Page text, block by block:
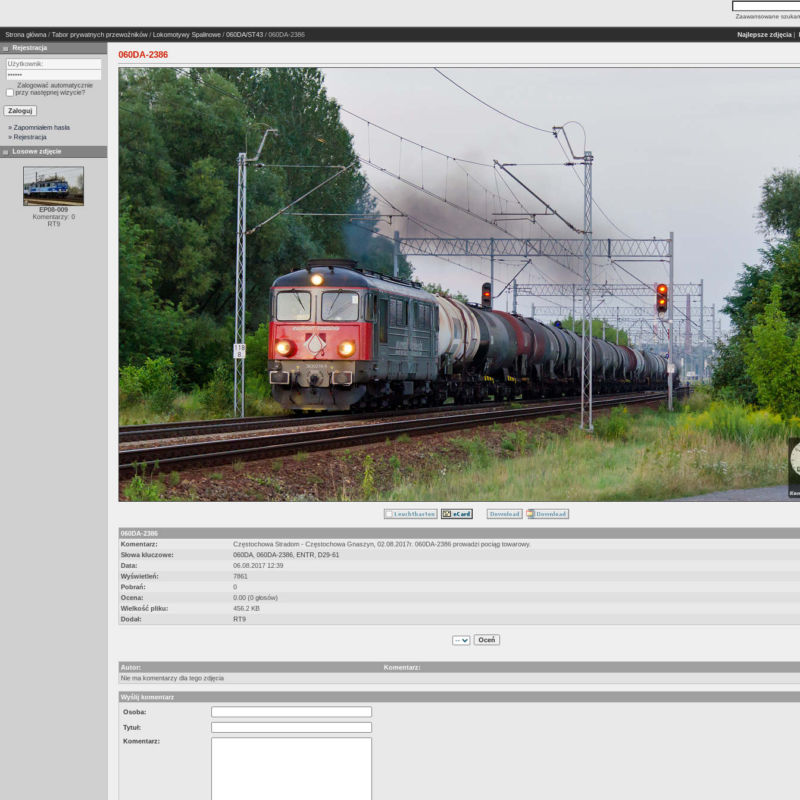
Zaawansowane
Strona główna / Tabor prywatnych przewoźników / Lokomotywy Spalinowe / 060DA/ST43 / 060DA-2386 Najlepsze zdjęcia |
Rejestracja
Zalogować automatycznie
przy następnej wizycie?
» Zapomniałem hasła
» Rejestracja
Losowe zdjęcie
EP08-009
Komentarzy: 0
RT9
060DA-2386
060DA-2386
Komentarz:
Częstochowa Stradom - Częstochowa Gnaszyn, 02.08.2017r. 060DA-2386 prowadzi pociąg towarowy.
Słowa kluczowe:
060DA 060DA-2386 ENTR
D29-61
Data:
06.08.2017 12:39
Wyświetleń:
7861
Pobrań:
0
Ocena:
0.00 (0 głosów)
Wielkość pliku:
456.2 KB
Dodał:
RT9
Autor:
Komentarz:
Nie ma komentarzy dla tego zdjęcia
Wyślij komentarz
Osoba:
Tytuł:
Komentarz: